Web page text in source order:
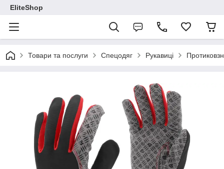
EliteShop
Товари та послуги Спецодяг Рукавиці